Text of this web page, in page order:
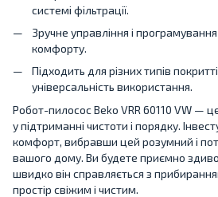
системі фільтрації.
Зручне управління і
комфорту.
Підходить для різних типів
універсальність використання.
Робот-пилосос Beko VRR 60110 VW —
у підтриманні чистоти і порядку.
комфорт, вибравши цей розумний і
вашого дому. Ви будете приємно
швидко він справляється з
простір свіжим і чистим.